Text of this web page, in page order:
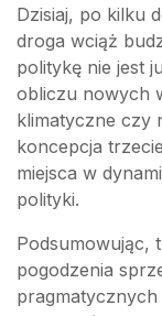
Dzisiaj, po kilku
droga wciąż
politykę nie jest
obliczu nowych
klimatyczne czy
koncepcja
miejsca w
polityki.
Podsumowując,
pogodzenia
pragmatycznych